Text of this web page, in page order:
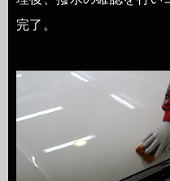
完了。